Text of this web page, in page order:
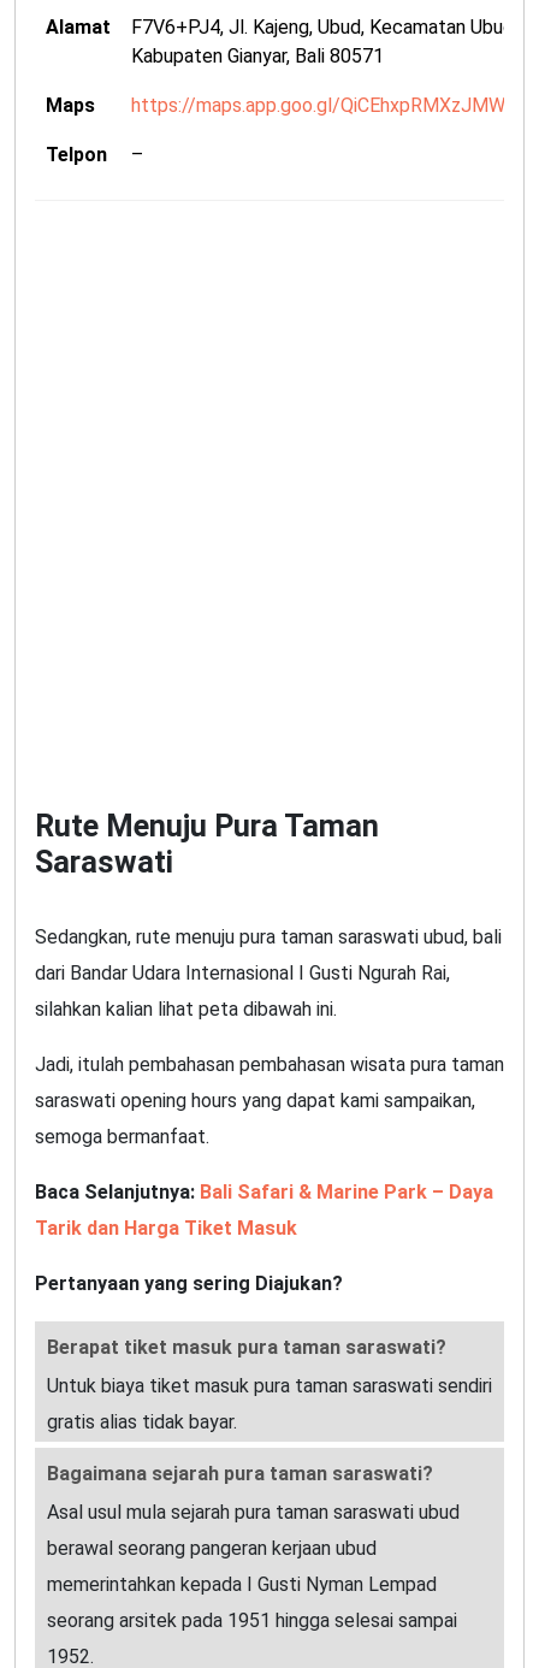
Alamat
F7V6+PJ4, Jl. Kajeng, Ubud, Kecamatan Ubud,
Kabupaten Gianyar, Bali 80571
Maps https://maps.app.goo.gl/
Telpon –
Rute Menuju Pura Taman
Saraswati
Sedangkan, rute menuju pura taman saraswati ubud, bali
dari Bandar Udara Internasional I Gusti Ngurah Rai,
silahkan kalian lihat peta dibawah ini.
Jadi, itulah pembahasan pembahasan wisata pura taman
saraswati opening hours yang dapat kami sampaikan,
semoga bermanfaat.
Baca Selanjutnya: Bali Safari & Marine Park – Daya
Tarik dan Harga Tiket Masuk
Pertanyaan yang sering Diajukan?
Berapat tiket masuk pura taman saraswati?
Untuk biaya tiket masuk pura taman saraswati sendiri
gratis alias tidak bayar.
Bagaimana sejarah pura taman saraswati?
Asal usul mula sejarah pura taman saraswati ubud
berawal seorang pangeran kerjaan ubud
memerintahkan kepada I Gusti Nyman Lempad
seorang arsitek pada 1951 hingga selesai sampai
1952.